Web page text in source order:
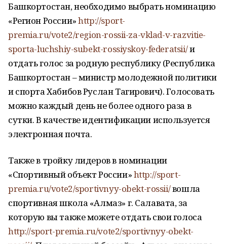
Башкортостан, необходимо выбрать номинацию
«Регион России»http://sport-
premia.ru/vote2/region-rossii-za-vklad-v-razvitie-
sporta-luchshiy-subekt-rossiyskoy-federatsii/и
отдать голос за родную республику (Республика
Башкортостан – министр молодежной политики
и спорта Хабибов Руслан Тагирович). Голосовать
можно каждый день не более одного раза в
сутки. В качестве идентификации используется
электронная почта.
Также в тройку лидеров в номинации
«Спортивный объект России»http://sport-
premia.ru/vote2/sportivnyy-obekt-rossii/вошла
спортивная школа «Алмаз» г. Салавата, за
которую вы также можете отдать свои голоса
http://sport-premia.ru/vote2/sportivnyy-obekt-